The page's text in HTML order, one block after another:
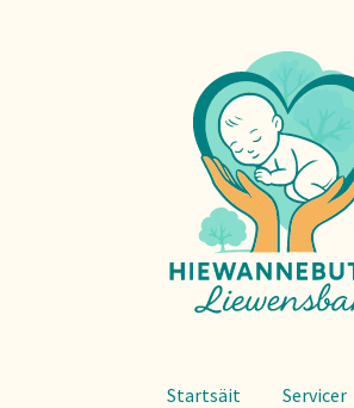
Navigation
springen
Inhalt
springen
Startsäit Servicer